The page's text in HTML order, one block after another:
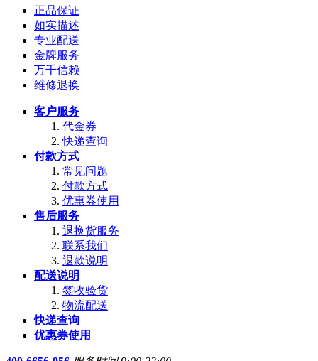
正品保证
如实描述
专业配送
金牌服务
万千信赖
维修退换
客户服务
代金券
快递查询
付款方式
常见问题
付款方式
优惠券使用
售后服务
退换货服务
联系我们
退款说明
配送说明
签收验货
物流配送
快递查询
优惠券使用